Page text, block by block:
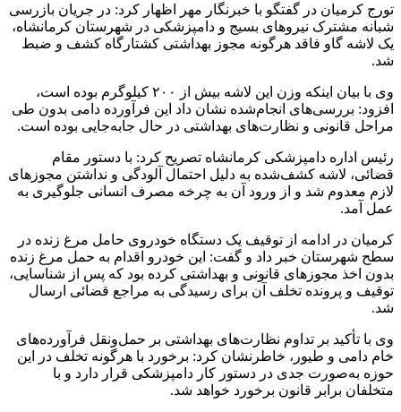
تورج کرمیان در گفتگو با خبرنگار مهر اظهار کرد: در جریان بازرسی
شبانه مشترک نیروهای بسیج و دامپزشکی در شهرستان کرمانشاه،
یک لاشه گاو فاقد هرگونه مجوز بهداشتی کشتارگاه کشف و ضبط
شد.
وی با بیان اینکه وزن این لاشه بیش از ۲۰۰ کیلوگرم بوده است،
افزود: بررسی‌های انجام‌شده نشان داد این فرآورده دامی بدون طی
مراحل قانونی و نظارت‌های بهداشتی در حال جابه‌جایی بوده است.
رئیس اداره دامپزشکی کرمانشاه تصریح کرد: با دستور مقام
قضائی، لاشه کشف‌شده به دلیل احتمال آلودگی و نداشتن مجوزهای
لازم معدوم شد و از ورود آن به چرخه مصرف انسانی جلوگیری به
عمل آمد.
کرمیان در ادامه از توقیف یک دستگاه خودروی حامل مرغ زنده در
سطح شهرستان خبر داد و گفت: این خودرو اقدام به حمل مرغ زنده
بدون اخذ مجوزهای قانونی و بهداشتی کرده بود که پس از شناسایی،
توقیف و پرونده تخلف آن برای رسیدگی به مراجع قضائی ارسال
شد.
وی با تأکید بر تداوم نظارت‌های بهداشتی بر حمل‌ونقل فرآورده‌های
خام دامی و طیور، خاطرنشان کرد: برخورد با هرگونه تخلف در این
حوزه به‌صورت جدی در دستور کار دامپزشکی قرار دارد و با
متخلفان برابر قانون برخورد خواهد شد.